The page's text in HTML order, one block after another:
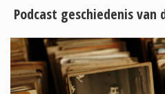
Podcast geschiedenis van